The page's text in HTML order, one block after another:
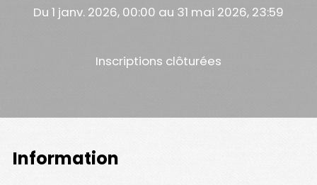
Du 1 janv. 2026, 00:00 au 31 mai 2026, 23:59
Inscriptions clôturées
Information